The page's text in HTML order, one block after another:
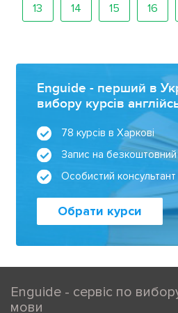
13 14 15 16
Enguide - перший в
вибору курсів
78 курсів в Харкові
Запис на
Особистий
Обрати курси
Enguide - сервіс по
мови